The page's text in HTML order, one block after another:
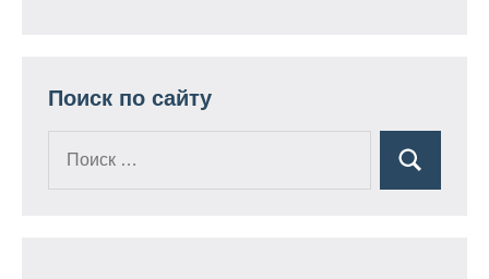
Поиск по сайту
Поиск